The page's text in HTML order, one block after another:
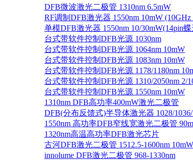
DFB微波激光二极管 1310nm 6.5mW
RF调制DFB激光器 1550nm 10mW
单模DFB激光器 1550nm 10/30mW(14pin
台式带软件控制DFB光源 1030nm
台式带软件控制DFB光源 1064nm 10mW
台式带软件控制DFB光源 1083nm 10mW
台式带软件控制DFB光源 1178/1180nm
台式带软件控制DFB光源 1310/2050nm 2/
台式带软件控制DFB光源 1550nm 10mW
1310nm DFB高功率400mW激光二极管
DFB(分布反馈式)半导体激光器 1028/1036/
1550nm 高功率DFB窄线宽激光二极管
1320nm高温高功率DFB激光芯片
古河DFB激光二极管 1512.5-1600nm 10mW
innolume DFB激光二极管 968-1330nm